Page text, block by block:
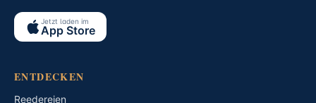
Jetzt laden im
App Store
ENTDECKEN
Reedereien